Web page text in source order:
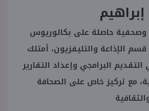
وصحفية حاصلة على بكالوريوس
قسم الإذاعة والتليفزيون، أمتلك
البرامجي وإعداد التقارير
مع تركيز خاص على الصحافة